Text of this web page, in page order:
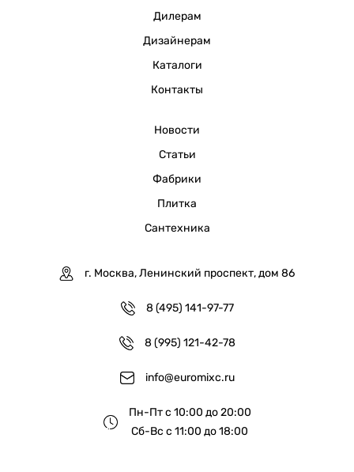
Дилерам
Дизайнерам
Каталоги
Контакты
Новости
Статьи
Фабрики
Плитка
Сантехника
г. Москва, Ленинский проспект, дом 86
8 (495) 141-97-77
8 (995) 121-42-78
info@euromixc.ru
Пн-Пт с 10:00 до 20:00
Сб-Вс с 11:00 до 18:00